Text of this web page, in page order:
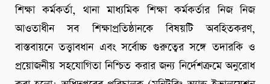
শিক্ষা কর্মকর্তা, থানা মাধ্যমিক শিক্ষা কর্মকর্তার নিজ নিজ
আওতাধীন সব শিক্ষাপ্রতিষ্ঠানকে বিষয়টি অবহিতকরণ,
বাস্তবায়নে তত্ত্বাবধান এবং সর্বোচ্চ গুরুত্বের সঙ্গে তদারকি ও
প্রয়োজনীয় সহযোগিতা নিশ্চিত করার জন্য নির্দেশক্রমে অনুরোধ